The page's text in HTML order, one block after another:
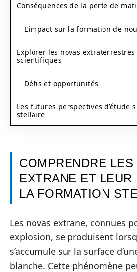
Conséquences de la perte de
L’impact sur la formation de
Explorer les novas
scientifiques
Défis et opportunités
Les futures perspectives d’étude
stellaire
COMPRENDRE LES
EXTRANE ET LEUR
LA FORMATION
Les novas extrane, connues
explosion, se produisent
s’accumule sur la surface
blanche. Cette phénomène